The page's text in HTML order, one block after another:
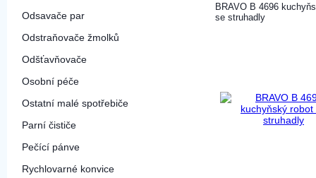
Odsavače par
Odstraňovače žmolků
Odšťavňovače
Osobní péče
Ostatní malé spotřebiče
Parní čističe
Pečící pánve
Rychlovarné konvice
BRAVO B 4696
se struhadly